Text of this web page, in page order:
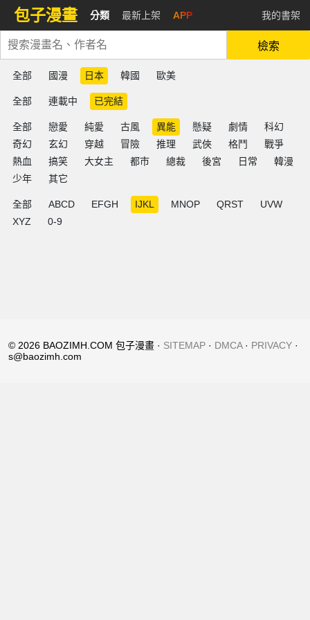
包子漫畫 分類 最新上架 APP 我的書架
檢索
全部 國漫 日本 韓國 歐美
全部 連載中 已完結
全部 戀愛 純愛 古風 異能 懸疑 劇情
科幻
奇幻
玄幻 穿越 冒險 推理 武俠 格鬥
戰爭
熱血
搞笑 大女主 都市 總裁 後宮 日常
韓漫
少年
其它
全部 ABCD EFGH IJKL MNOP QRST
UVW
XYZ
0-9
© 2026 BAOZIMH.COM 包子漫畫 · SITEMAP · DMCA· PRIVACY ·
s@baozimh.com